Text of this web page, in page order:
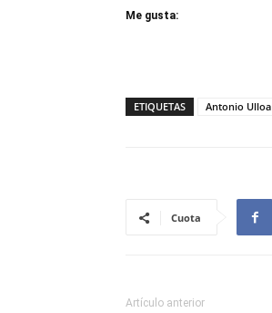
Me gusta:
ETIQUETAS Antonio Ulloa
Cuota
Artículo anterior